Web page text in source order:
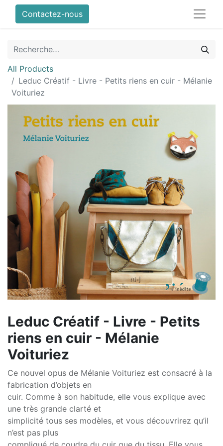
Contactez-nous
All Products
Leduc Créatif - Livre - Petits riens en cuir - Mélanie
Voituriez
Leduc Créatif - Livre - Petits
riens en cuir - Mélanie
Voituriez
Ce nouvel opus de Mélanie Voituriez est consacré à la
fabrication d’objets en
cuir. Comme à son habitude, elle vous explique avec
une très grande clarté et
simplicité tous ses modèles, et vous découvrirez qu’il
n’est pas plus